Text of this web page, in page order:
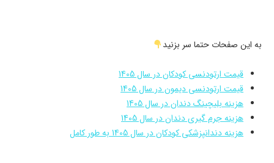
به این صفحات حتما سر بزنید
قیمت ارتودنسی کودکان در سال 1405
قیمت ارتودنسی دیمون در سال 1405
هزینه بلیچینگ دندان در سال 1405
هزینه جرم گیری دندان در سال 1405
هزینه دندانپزشکی کودکان در سال 1405 به طور کامل